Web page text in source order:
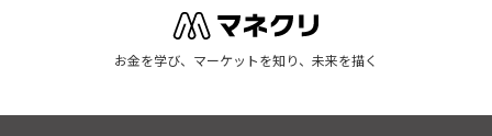
お金を学び、マーケットを知り、未来を描く